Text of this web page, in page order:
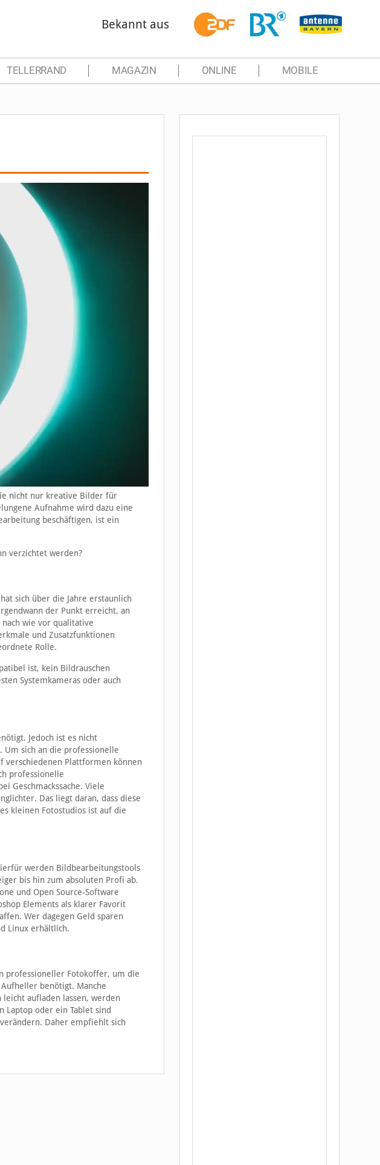
Bekannt aus
TELLERRAND MAGAZIN ONLINE MOBILE
nicht nur kreative Bilder für
Aufnahme wird dazu eine
beschäftigen, ist ein
verzichtet werden?
sich über die Jahre erstaunlich
der Punkt erreicht, an
wie vor qualitative
und Zusatzfunktionen
Rolle.
ist, kein Bildrauschen
Systemkameras oder auch
Jedoch ist es nicht
Um sich an die professionelle
verschiedenen Plattformen können
professionelle
Geschmackssache. Viele
Das liegt daran, dass diese
kleinen Fotostudios ist auf die
werden Bildbearbeitungstools
bis hin zum absoluten Profi ab.
und Open Source-Software
Elements als klarer Favorit
Wer dagegen Geld sparen
Linux erhältlich.
professioneller Fotokoffer, um die
benötigt. Manche
aufladen lassen, werden
Laptop oder ein Tablet sind
Daher empfiehlt sich